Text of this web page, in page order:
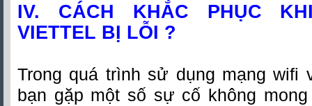
IV. CÁCH KHẮC PHỤC
VIETTEL BỊ LỖI ?
Trong quá trình sử dụng mạng wifi
bạn gặp một số sự cố không